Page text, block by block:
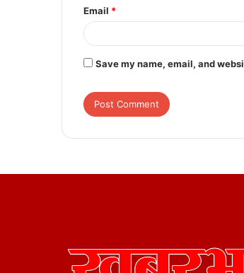
Email *
Save my name, email, and